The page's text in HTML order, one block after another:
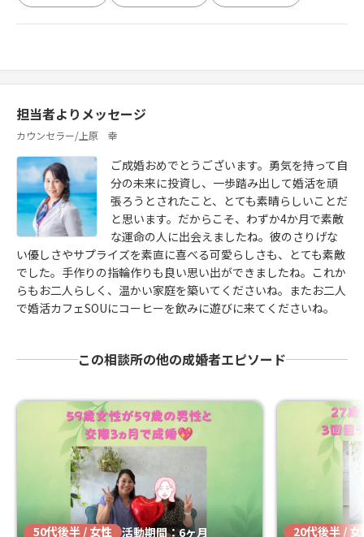
担当者よりメッセージ
カウンセラー/上原 幸
ご成婚おめでとうございます。勇気を持って自
分の未来に投資し、一歩踏み出して婚活を頑
張ろうとされたこと、とても素晴らしいことだ
と思います。だからこそ、わずか4か月で素敵
な運命の人に出会えましたね。彼のさりげな
い優しさやサプライズを素直に喜べる可愛らしさも、とても素敵
でした。手作りの指輪作りも良い思い出ができましたね。これか
らもお二人らしく、温かい家庭を築いてくださいね。またお二人
で婚活カフェSOUにコーヒーを飲みに遊びに来てくださいね。
この相談所の他の成婚者エピソード
50代後半 / 女性 活動期間：6ヶ月 20代後半 / 女